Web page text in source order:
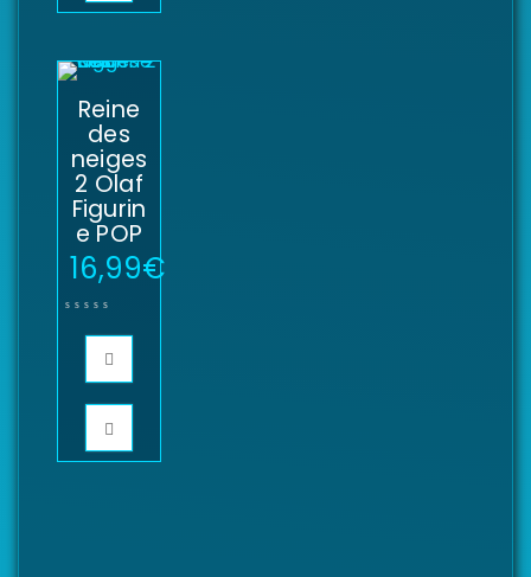
Reine
des
neiges
2 Olaf
Figurin
e POP
16,99€